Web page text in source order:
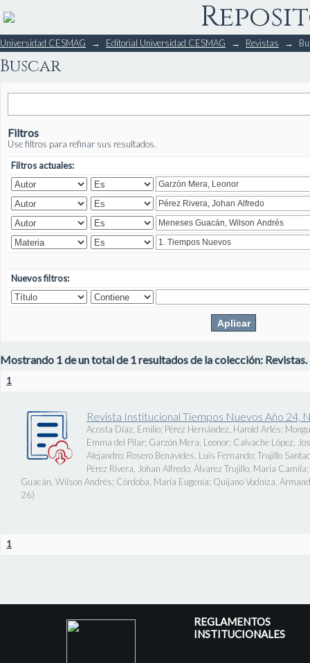
Buscar
Universidad CESMAG → Editorial Universidad CESMAG → Revistas →
Buscar
Filtros
Use filtros para refinar sus resultados.
Filtros actuales:
Nuevos filtros:
Mostrando 1 de un total de 1 resultados de la colección: Revistas.
1
Revista Institucional Tiempos Nuevos Año 24,
Acosta Díaz, Emilio; Pérez Hernández, Harold Arlés;
Emma del Pilar; Garzón Mera, Leonor; Calvache López,
Alejandro; Rosero Benavides, Luis Fernando; Trujillo
Pérez Rivera, Johan Alfredo; Álvarez Trujillo, María Camila;
Guacán, Wilson Andrés; Córdoba, María Eugenia; Quijano Vodniza,
26)
1
REGLAMENTOS
INSTITUCIONALES